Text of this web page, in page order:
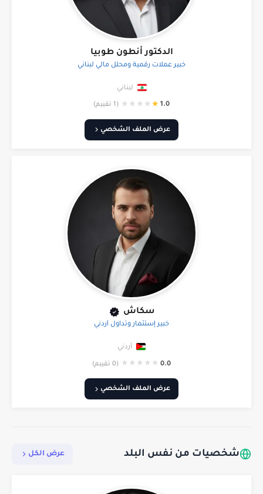
الدكتور أنطون طوبيا
خبير عملات رقمية ومحلل مالي لبناني
لبناني
1.0
★
★
★
★
★ (1 تقييم)
عرض الملف الشخصي
سكاش
خبير إستثمار وتداول أردني
أردني
0.0
★
★
★
★
★ (0 تقييم)
عرض الملف الشخصي
شخصيات من نفس البلد عرض الكل